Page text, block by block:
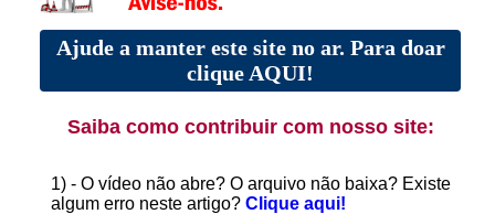
Ajude a manter este site no ar. Para doar
clique AQUI!
Saiba como contribuir com nosso site:
1) - O vídeo não abre? O arquivo não baixa? Existe
algum erro neste artigo? Clique aqui!